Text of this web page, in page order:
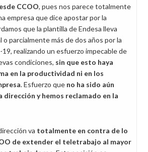
CCOO, pues nos parece totalmente
empresa que dice apostar por la
que la plantilla de Endesa lleva
parcialmente más de dos años por la
realizando un esfuerzo impecable de
condiciones, sin que esto haya
en la productividad ni en los
. Esfuerzo que no ha sido aún
dirección y hemos reclamado en la
va totalmente en contra de lo
de extender el teletrabajo al mayor